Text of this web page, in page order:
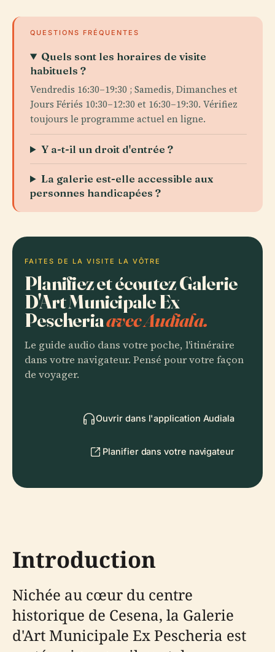
QUESTIONS FRÉQUENTES
Quels sont les horaires de visite
habituels ?
Vendredis 16:30–19:30 ; Samedis, Dimanches et
Jours Fériés 10:30–12:30 et 16:30–19:30. Vérifiez
toujours le programme actuel en ligne.
Y a-t-il un droit d'entrée ?
La galerie est-elle accessible aux
personnes handicapées ?
FAITES DE LA VISITE LA VÔTRE
Planifiez et écoutez Galerie
D'Art Municipale Ex
Pescheriaavec Audiala.
Le guide audio dans votre poche, l'itinéraire
dans votre navigateur. Pensé pour votre façon
de voyager.
Ouvrir dans l'application Audiala
Planifier dans votre navigateur
Introduction
Nichée au cœur du centre
historique de Cesena, la Galerie
d'Art Municipale Ex Pescheria est